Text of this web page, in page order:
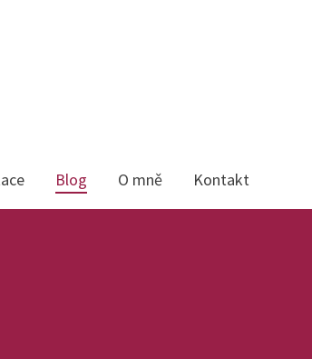
Blog O mně Kontakt